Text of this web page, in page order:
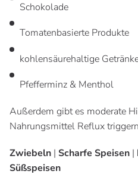
Schokolade
Tomatenbasierte Produkte
kohlensäurehaltige
Pfefferminz & Menthol
Außerdem gibt es moderate
Nahrungsmittel Reflux
Zwiebeln | Scharfe Speisen |
Süßspeisen